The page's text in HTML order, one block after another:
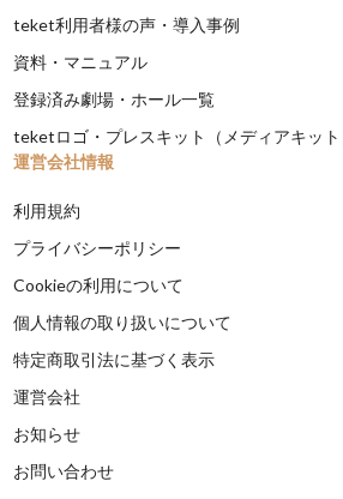
teket利用者様の声・導入事例
資料・マニュアル
登録済み劇場・ホール一覧
teketロゴ・プレスキット（メディアキット
運営会社情報
利用規約
プライバシーポリシー
Cookieの利用について
個人情報の取り扱いについて
特定商取引法に基づく表示
運営会社
お知らせ
お問い合わせ